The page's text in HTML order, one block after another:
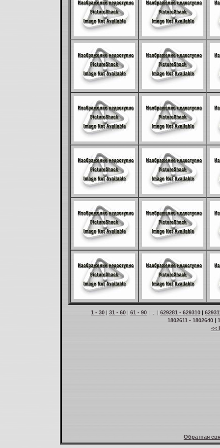
1 - 30 | 31 - 60 | 61 - 90 | ... | 629281 - 629310 |
1802611 - 1802640|
<<
Обратная